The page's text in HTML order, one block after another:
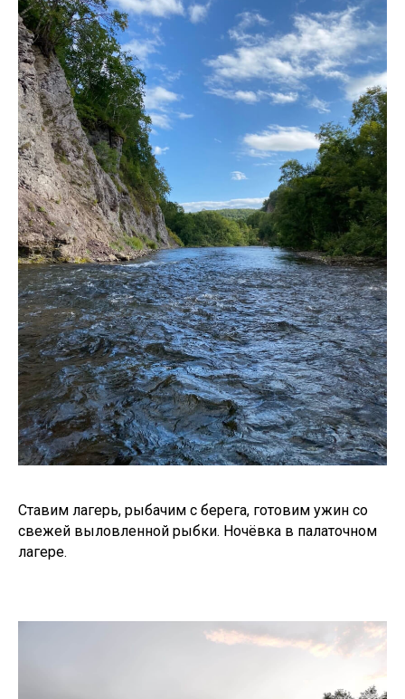
Ставим лагерь, рыбачим с берега, готовим ужин со
свежей выловленной рыбки. Ночёвка в палаточном
лагере.